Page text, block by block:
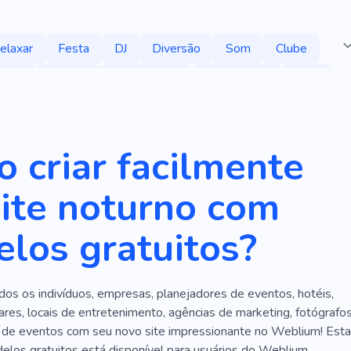
Festa DJ Diversão Som
Clube
Solteira
Alegrar Músico Concerto
Cantor
Palestrante
Cantoria
Brincalhão
Alinhar
Misturador
Aulas De Música
Instrumentos De Percussão Canhão
Frio
criar facilmente
noturno com
gratuitos?
os indivíduos, empresas, planejadores de eventos, hotéis,
locais de entretenimento, agências de marketing,
eventos com seu novo site impressionante no Weblium! Esta